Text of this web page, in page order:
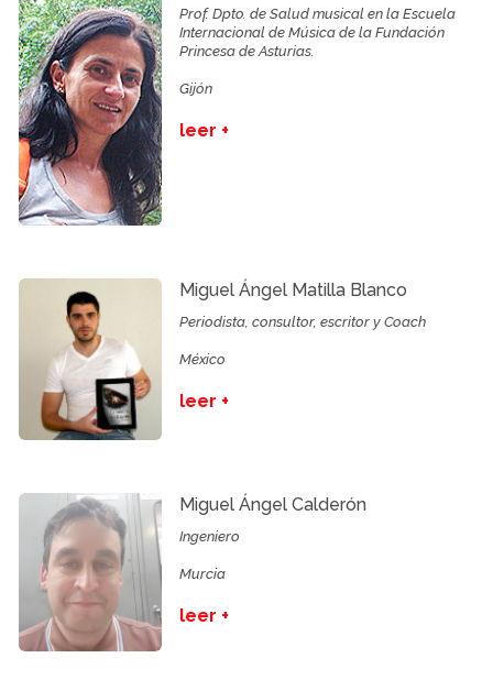
Prof. Dpto. de Salud musical en la Escuela
Internacional de Música de la Fundación
Princesa de Asturias.
Gijón
leer +
Miguel Ángel Matilla Blanco
Periodista, consultor, escritor y Coach
México
leer +
Miguel Ángel Calderón
Ingeniero
Murcia
leer +